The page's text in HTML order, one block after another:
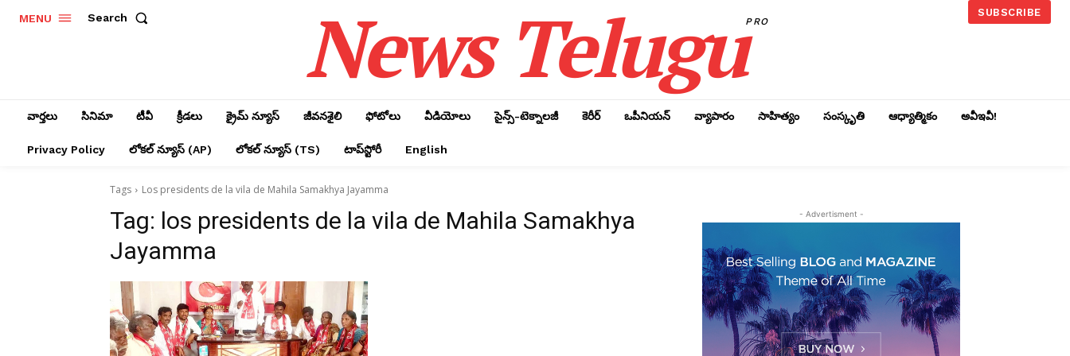
MENU Search News TeluguPRO
SUBSCRIBE
వార్తలు సినిమా టీవీ క్రీడలు క్రైమ్ న్యూస్‌ జీవనశైలి ఫోటోలు వీడియోలు సైన్స్‌-టెక్నాలజీ కెరీర్‌ ఒపీనియన్‌ వ్యాపారం సాహిత్యం సంస్కృతి ఆధ్యాత్మికం అవీఇవీ!
Privacy Policy లోక‌ల్ న్యూస్‌ (AP) లోక‌ల్ న్యూస్‌ (TS) టాప్‌స్టోరీ English
Tags Los presidents de la vila de Mahila Samakhya Jayamma
Tag: los presidents de la vila de Mahila Samakhya
Jayamma
- Advertisment -